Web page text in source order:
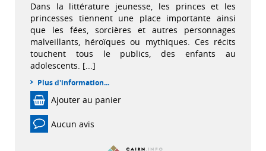
Dans la littérature jeunesse, les princes et les
princesses tiennent une place importante ainsi
que les fées, sorcières et autres personnages
malveillants, héroïques ou mythiques. Ces récits
touchent tous le publics, des enfants au
adolescents. [...]
Plus d'information...
Ajouter au panier
Aucun avis